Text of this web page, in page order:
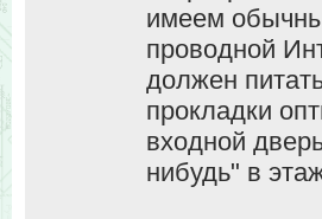
имеем
проводной
должен
прокладки
входной
нибудь" в